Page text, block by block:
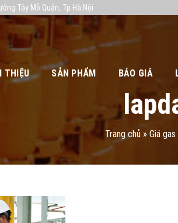
Tây Mỗ Quận, Tp Hà Nội
THIỆU SẢN PHẨM BÁO GIÁ
Trang chủ » Giá